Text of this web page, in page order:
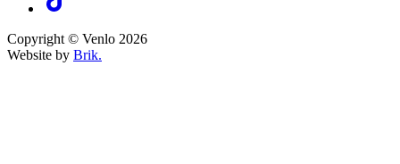
Copyright © Venlo 2026
Website by Brik.